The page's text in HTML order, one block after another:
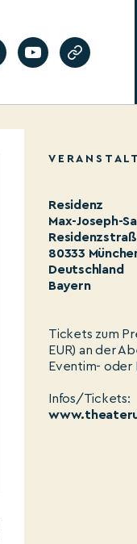
Residenz
Max-Joseph-
80333
Deutschland
Bayern
Tickets zum
EUR) an der
Eventim- oder
Infos/Tickets: